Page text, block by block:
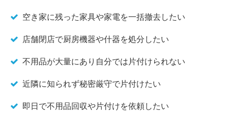
空き家に残った家具や家電を一括撤去したい
店舗閉店で厨房機器や什器を処分したい
不用品が大量にあり自分では片付けられない
近隣に知られず秘密厳守で片付けたい
即日で不用品回収や片付けを依頼したい